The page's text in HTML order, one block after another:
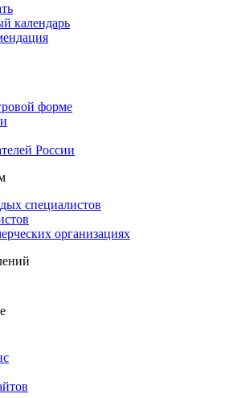
календарь
форме
России
специалистов
организациях